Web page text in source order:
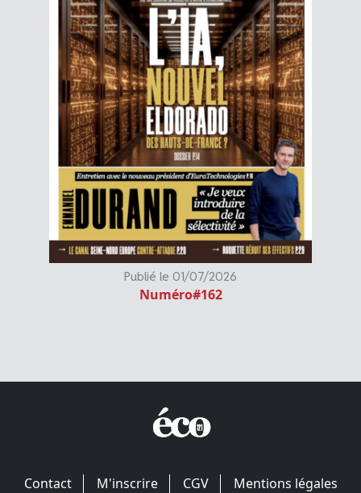
Publié le 01/07/2026
Numéro#162
Contact M'inscrire CGV
Mentions légales